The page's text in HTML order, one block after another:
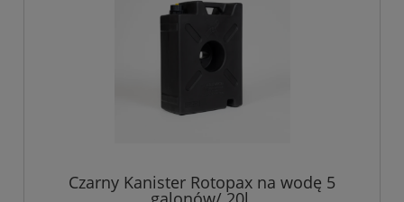
Czarny Kanister Rotopax na wodę 5